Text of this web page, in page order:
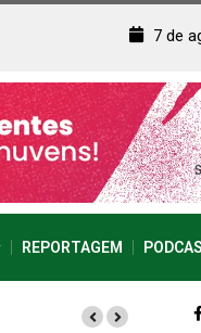
7 de
REPORTAGEM